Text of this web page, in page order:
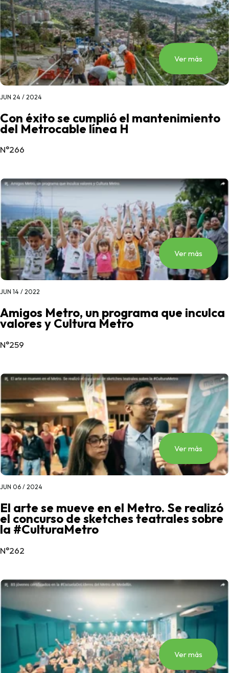
Ver más
JUN 24 / 2024
Con éxito se cumplió el mantenimiento
del Metrocable línea H
N°266
Ver más
JUN 14 / 2022
Amigos Metro, un programa que inculca
valores y Cultura Metro
N°259
Ver más
JUN 06 / 2024
El arte se mueve en el Metro. Se realizó
el concurso de sketches teatrales sobre
la #CulturaMetro
N°262
Ver más